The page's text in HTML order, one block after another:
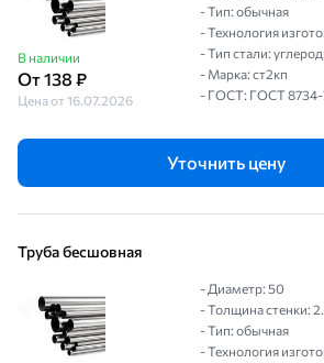
В наличии
От 138 ₽
Цена от 16.07.2026
- Тип: обычная
- Технология
- Тип стали:
- Марка: ст2кп
- ГОСТ: ГОСТ 8734-
Уточнить цену
Труба бесшовная
- Диаметр: 50
- Толщина стенки:
- Тип: обычная
- Технология